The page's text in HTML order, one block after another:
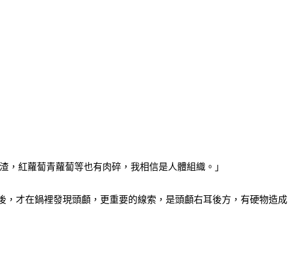
紅蘿蔔青蘿蔔等也有肉碎，我相信是人體組織。」
才在鍋裡發現頭顱，更重要的線索，是頭顱右耳後方，有硬物造成